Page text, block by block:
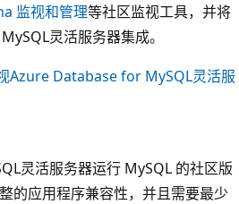
监视和管理等社区监视工具，并将
灵活服务器集成。
Azure Database for MySQL灵活服
灵活服务器运行 MySQL 的社区版
的应用程序兼容性，并且需要最少